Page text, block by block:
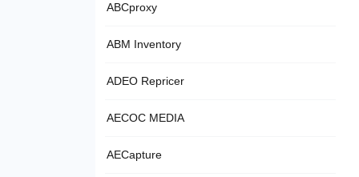
ABCproxy
ABM Inventory
ADEO Repricer
AECOC MEDIA
AECapture